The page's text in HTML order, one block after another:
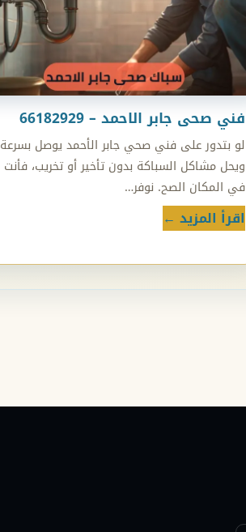
فني صحى جابر الاحمد – 66182929
لو بتدور على فني صحي جابر الأحمد يوصل بسرعة
ويحل مشاكل السباكة بدون تأخير أو تخريب، فأنت
في المكان الصح. نوفر…
اقرأ المزيد ←